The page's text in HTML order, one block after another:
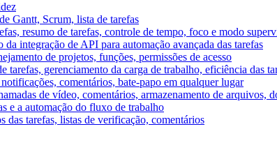
Gantt, Scrum, lista de tarefas
resumo de tarefas, controle de tempo, foco e modo
integração de API para automação avançada das tarefas
de projetos, funções, permissões de acesso
tarefas, gerenciamento da carga de trabalho, eficiência das
comentários, bate-papo em qualquer lugar
de vídeo, comentários, armazenamento de arquivos,
e a automação do fluxo de trabalho
das tarefas, listas de verificação, comentários